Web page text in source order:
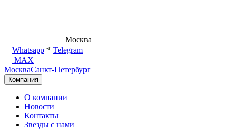
Москва
Whatsapp
Telegram
MAX
МоскваСанкт-Петербург
Компания
О компании
Новости
Контакты
Звезды с нами